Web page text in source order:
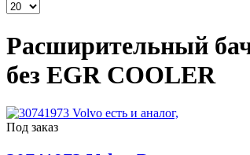
Расширительный
без EGR COOLER
Под заказ